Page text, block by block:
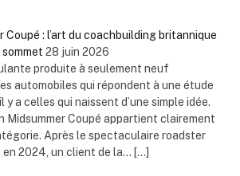
Coupé : l’art du coachbuilding britannique
28 juin 2026
produite à seulement neuf
automobiles qui répondent à une étude
y a celles qui naissent d’une simple idée.
Midsummer Coupé appartient clairement
Après le spectaculaire roadster
en 2024, un client de la... […]